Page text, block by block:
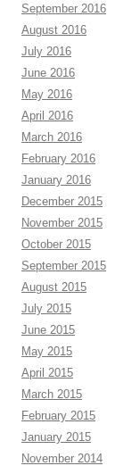
September 2016
August 2016
July 2016
June 2016
May 2016
April 2016
March 2016
February 2016
January 2016
December 2015
November 2015
October 2015
September 2015
August 2015
July 2015
June 2015
May 2015
April 2015
March 2015
February 2015
January 2015
November 2014